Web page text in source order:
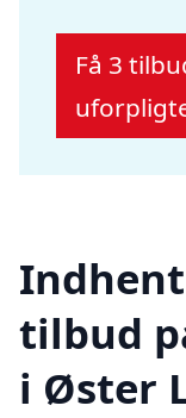
Få 3
tilbud
i Øster